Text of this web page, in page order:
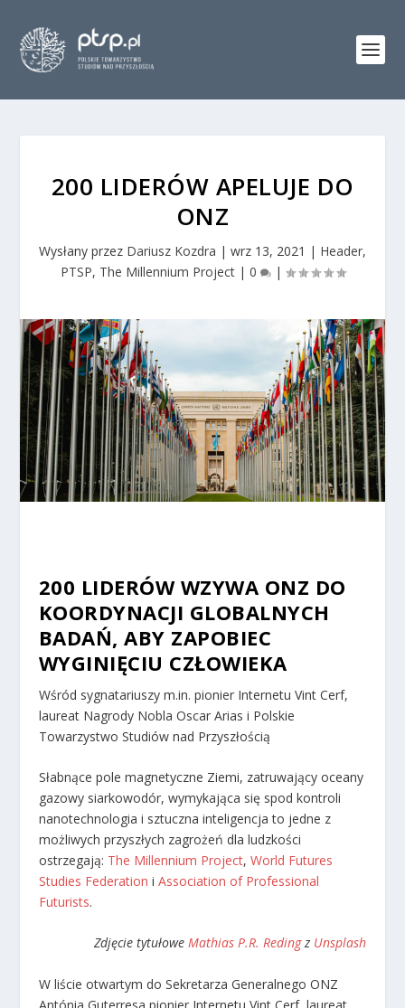
200 LIDERÓW APELUJE DO
ONZ
Wysłany przez Dariusz Kozdra | wrz 13, 2021 | Header,
PTSP, The Millennium Project| 0 |
200 LIDERÓW WZYWA ONZ DO
KOORDYNACJI GLOBALNYCH
BADAŃ, ABY ZAPOBIEC
WYGINIĘCIU CZŁOWIEKA
Wśród sygnatariuszy m.in. pionier Internetu Vint Cerf,
laureat Nagrody Nobla Oscar Arias i Polskie
Towarzystwo Studiów nad Przyszłością
Słabnące pole magnetyczne Ziemi, zatruwający oceany
gazowy siarkowodór, wymykająca się spod kontroli
nanotechnologia i sztuczna inteligencja to jedne z
możliwych przyszłych zagrożeń dla ludzkości
ostrzegają: The Millennium Project, World Futures
Studies Federation i Association of Professional
Futurists.
Zdjęcie tytułoweMathias P.R. Redingz Unsplash
W liście otwartym do Sekretarza Generalnego ONZ